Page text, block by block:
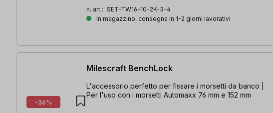
n. art.: SET-TW16-10-2K-3-4
In magazzino, consegna in 1-2 giorni lavorativi
-36%
Milescraft BenchLock
L'accessorio perfetto per fissare i morsetti da banco |
Per l'uso con i morsetti Automaxx 76 mm e 152 mm